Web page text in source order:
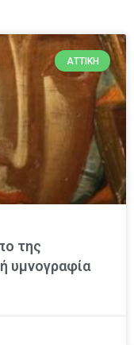
ΑΤΤΙΚΉ
της
υμνογραφία